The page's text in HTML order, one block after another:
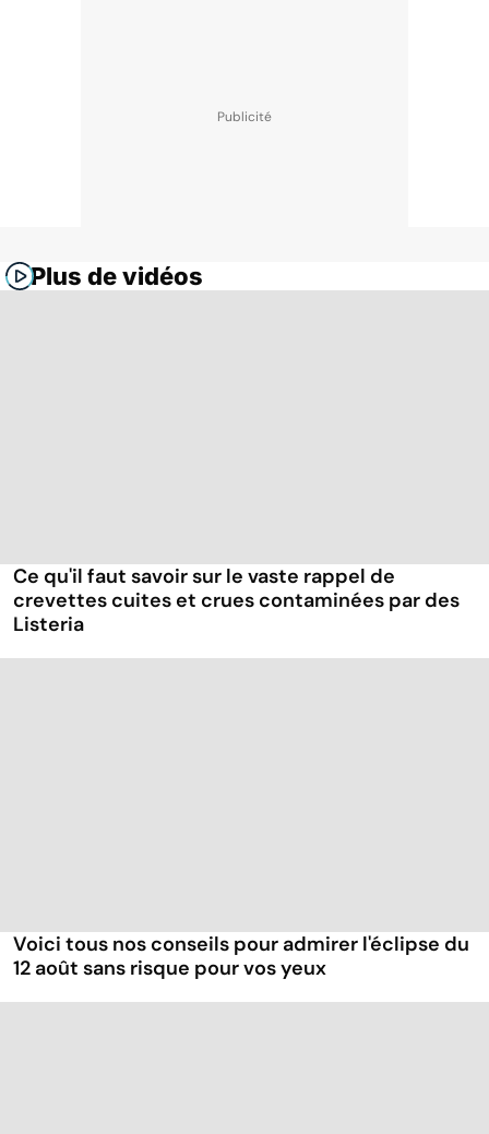
Plus de vidéos
Ce qu'il faut savoir sur le vaste rappel de
crevettes cuites et crues contaminées par des
Listeria
Voici tous nos conseils pour admirer l'éclipse du
12 août sans risque pour vos yeux